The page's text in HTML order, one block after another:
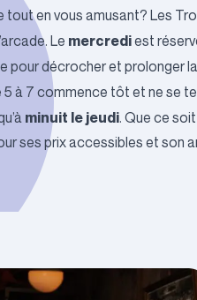
tout en vous amusant? Les
Le mercrediest
pour décrocher et prolonger
5 à 7 commence tôt et ne se
minuit le jeudi. Que ce
ses prix accessibles et son